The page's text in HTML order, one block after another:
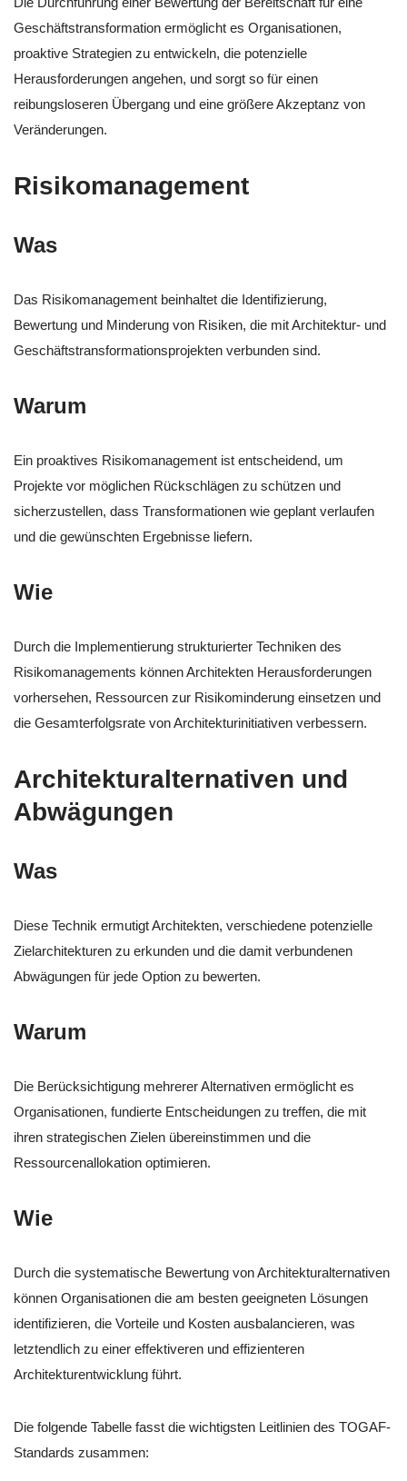
Geschäftstransformation ermöglicht es Organisationen,
proaktive Strategien zu entwickeln, die potenzielle
Herausforderungen angehen, und sorgt so für einen
reibungsloseren Übergang und eine größere Akzeptanz von
Veränderungen.
Risikomanagement
Was
Das Risikomanagement beinhaltet die Identifizierung,
Bewertung und Minderung von Risiken, die mit Architektur- und
Geschäftstransformationsprojekten verbunden sind.
Warum
Ein proaktives Risikomanagement ist entscheidend, um
Projekte vor möglichen Rückschlägen zu schützen und
sicherzustellen, dass Transformationen wie geplant verlaufen
und die gewünschten Ergebnisse liefern.
Wie
Durch die Implementierung strukturierter Techniken des
Risikomanagements können Architekten Herausforderungen
vorhersehen, Ressourcen zur Risikominderung einsetzen und
die Gesamterfolgsrate von Architekturinitiativen verbessern.
Architekturalternativen und
Abwägungen
Was
Diese Technik ermutigt Architekten, verschiedene potenzielle
Zielarchitekturen zu erkunden und die damit verbundenen
Abwägungen für jede Option zu bewerten.
Warum
Die Berücksichtigung mehrerer Alternativen ermöglicht es
Organisationen, fundierte Entscheidungen zu treffen, die mit
ihren strategischen Zielen übereinstimmen und die
Ressourcenallokation optimieren.
Wie
Durch die systematische Bewertung von Architekturalternativen
können Organisationen die am besten geeigneten Lösungen
identifizieren, die Vorteile und Kosten ausbalancieren, was
letztendlich zu einer effektiveren und effizienteren
Architekturentwicklung führt.
Die folgende Tabelle fasst die wichtigsten Leitlinien des TOGAF-
Standards zusammen: